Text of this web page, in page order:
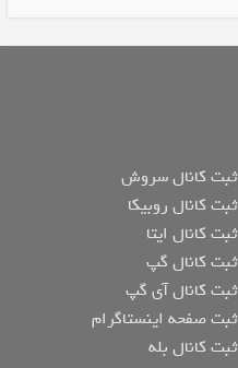
ثبت کانال سروش
ثبت کانال روبیکا
ثبت کانال ایتا
ثبت کانال گپ
ثبت کانال آی گپ
ثبت صفحه اینستاگرام
ثبت کانال بله